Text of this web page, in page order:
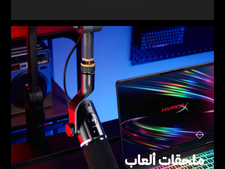
ملحقات ألعاب